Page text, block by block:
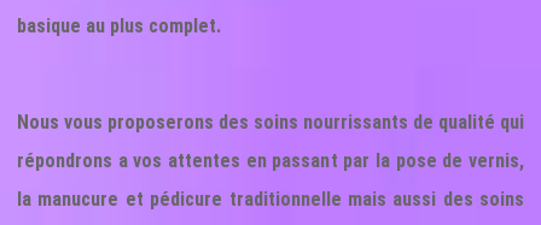
basique au plus complet.
Nous vous proposerons des soins nourrissants de qualité qui
répondrons a vos attentes en passant par la pose de vernis,
la manucure et pédicure traditionnelle mais aussi des soins